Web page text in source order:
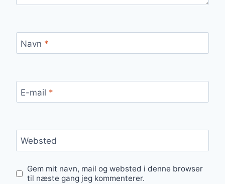
Navn *
E-mail *
Websted
Gem mit navn, mail og websted i denne browser
til næste gang jeg kommenterer.